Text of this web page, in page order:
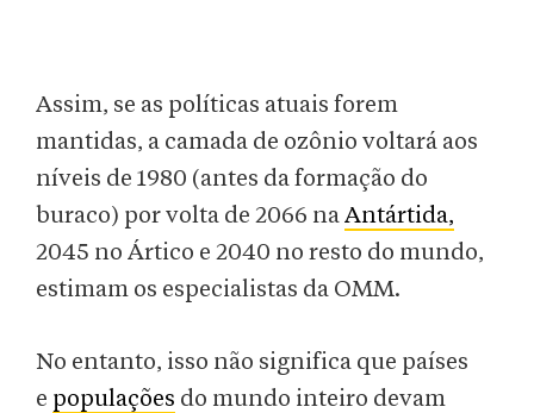
Assim, se as políticas atuais forem
mantidas, a camada de ozônio voltará aos
níveis de 1980 (antes da formação do
buraco) por volta de 2066 naAntártida,
2045 no Ártico e 2040 no resto do mundo,
estimam os especialistas da OMM.
No entanto, isso não significa que países
e populações do mundo inteiro devam